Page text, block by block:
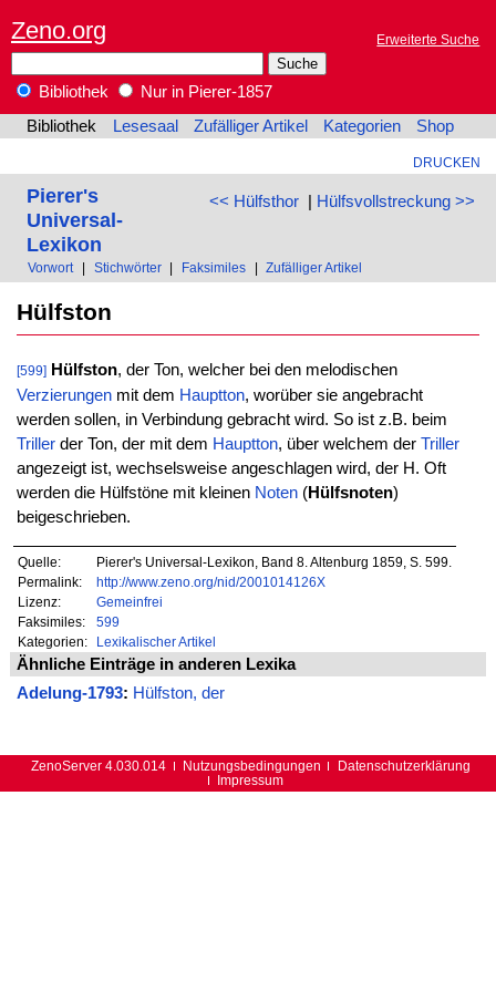
Zeno.org Erweiterte Suche
Bibliothek
Nur in Pierer-1857
Bibliothek
Lesesaal Zufälliger Artikel Kategorien Shop
DRUCKEN
<< Hülfsthor| Hülfsvollstreckung >>
Pierer's
Universal-
Lexikon
Vorwort Stichwörter Faksimiles Zufälliger Artikel
Hülfston
[599] Hülfston, der Ton, welcher bei den melodischen
Verzierungenmit dem Hauptton, worüber sie angebracht
werden sollen, in Verbindung gebracht wird. So ist z.B. beim
Trillerder Ton, der mit dem Hauptton, über welchem der Triller
angezeigt ist, wechselsweise angeschlagen wird, der H. Oft
werden die Hülfstöne mit kleinen Noten(Hülfsnoten)
beigeschrieben.
Quelle:
Pierer's Universal-Lexikon, Band 8. Altenburg 1859, S. 599.
Permalink:
http://www.zeno.org/nid/2001014126X
Lizenz:
Gemeinfrei
Faksimiles:
599
Kategorien:
Lexikalischer Artikel
Ähnliche Einträge in anderen Lexika
Adelung-1793: Hülfston, der
ZenoServer 4.030.014 Nutzungsbedingungen
Datenschutzerklärung
Impressum